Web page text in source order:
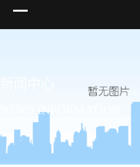
NEWS INFORMATION